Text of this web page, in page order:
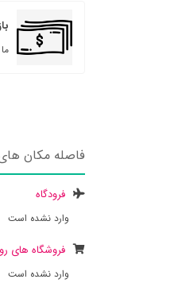
فاصله مکان
فرودگاه
وارد نشده است
فروشگاه های
وارد نشده است